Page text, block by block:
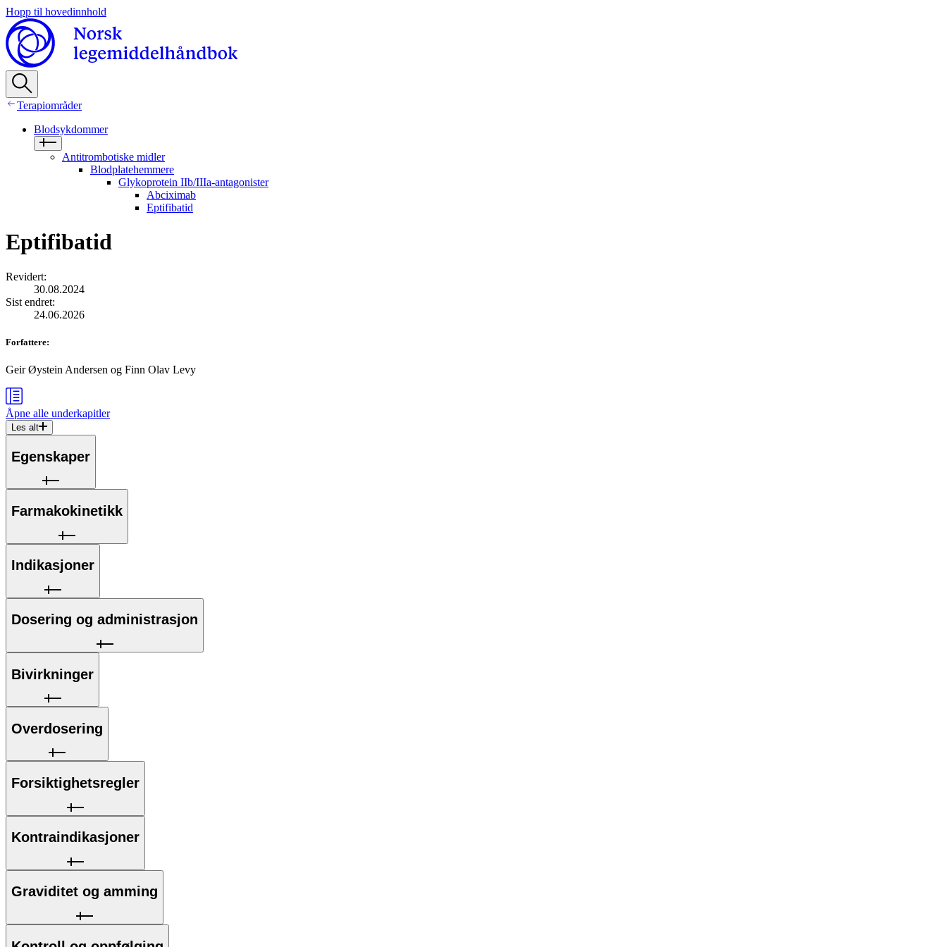
Hopp til hovedinnhold
Terapiområder
Blodsykdommer
Antitrombotiske midler
Blodplatehemmere
Glykoprotein IIb/IIIa-antagonister
Abciximab
Eptifibatid
Eptifibatid
Revidert:
30.08.2024
Sist endret:
24.06.2026
Forfattere:
Geir Øystein Andersen og Finn Olav Levy
Åpne alle underkapitler
Les alt
Egenskaper
Farmakokinetikk
Indikasjoner
Dosering og administrasjon
Bivirkninger
Overdosering
Forsiktighetsregler
Kontraindikasjoner
Graviditet og amming